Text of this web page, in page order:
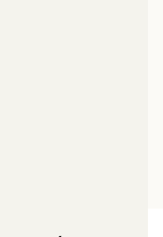
SAVOIE, MAURICE